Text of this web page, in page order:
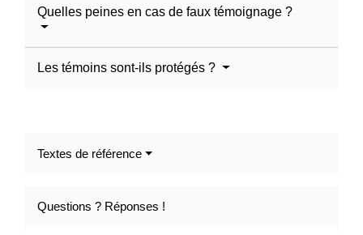
Quelles peines en cas de faux témoignage ?
Les témoins sont-ils protégés ?
Textes de référence
Questions ? Réponses !